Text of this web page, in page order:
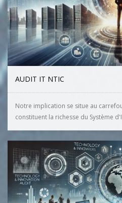
AUDIT IT NTIC
Notre implication se situe au
constituent la richesse du Système